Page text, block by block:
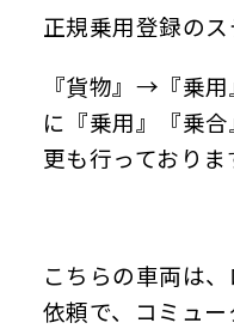
正規乗用登録のス
『貨物』→『乗
に『乗用』『乗
更も行っており
こちらの車両は
依頼で、コミュ